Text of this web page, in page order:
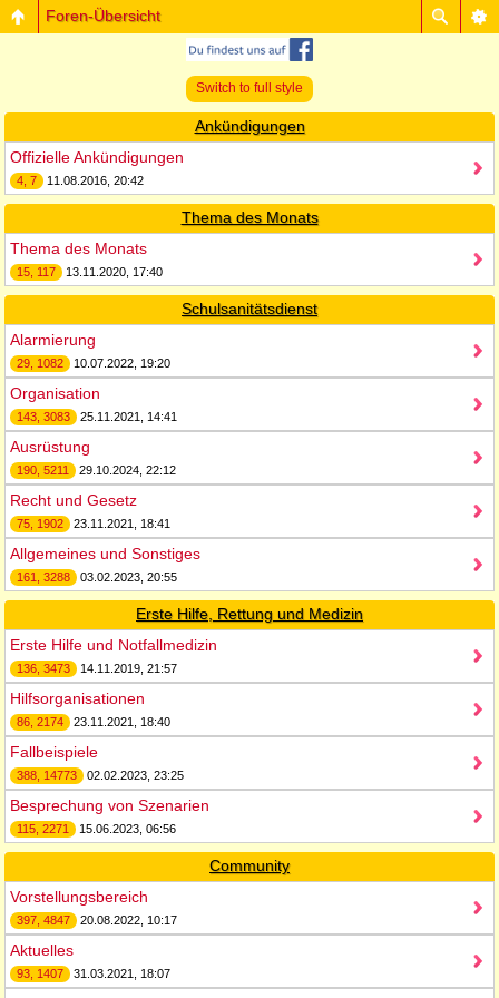
Foren-Übersicht
Switch to full style
Ankündigungen
Offizielle Ankündigungen
4, 7 11.08.2016, 20:42
Thema des Monats
Thema des Monats
15, 117 13.11.2020, 17:40
Schulsanitätsdienst
Alarmierung
29, 1082 10.07.2022, 19:20
Organisation
143, 3083 25.11.2021, 14:41
Ausrüstung
190, 5211 29.10.2024, 22:12
Recht und Gesetz
75, 1902 23.11.2021, 18:41
Allgemeines und Sonstiges
161, 3288 03.02.2023, 20:55
Erste Hilfe, Rettung und Medizin
Erste Hilfe und Notfallmedizin
136, 3473 14.11.2019, 21:57
Hilfsorganisationen
86, 2174 23.11.2021, 18:40
Fallbeispiele
388, 14773 02.02.2023, 23:25
Besprechung von Szenarien
115, 2271 15.06.2023, 06:56
Community
Vorstellungsbereich
397, 4847 20.08.2022, 10:17
Aktuelles
93, 1407 31.03.2021, 18:07